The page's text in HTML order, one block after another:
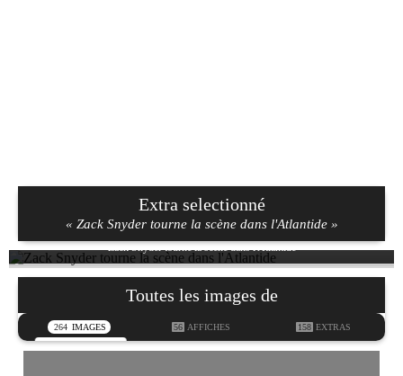
Extra selectionné
« Zack Snyder tourne la scène dans l'Atlantide »
Zack Snyder tourne la scène dans l'Atlantide
Toutes les images de
264 IMAGES 56 AFFICHES 158 EXTRAS